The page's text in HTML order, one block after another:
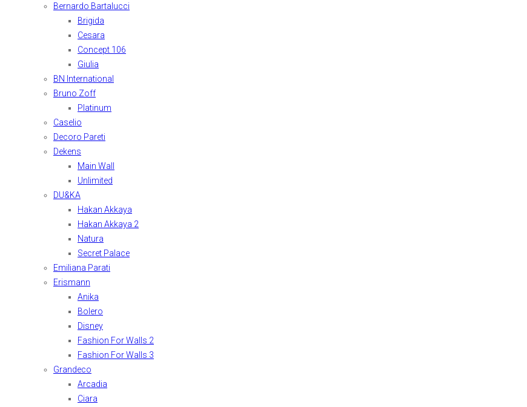
Bernardo Bartalucci
Brigida
Cesara
Concept 106
Giulia
BN International
Bruno Zoff
Platinum
Caselio
Decoro Pareti
Dekens
Main Wall
Unlimited
DU&KA
Hakan Akkaya
Hakan Akkaya 2
Natura
Secret Palace
Emiliana Parati
Erismann
Anika
Bolero
Disney
Fashion For Walls 2
Fashion For Walls 3
Grandeco
Arcadia
Ciara